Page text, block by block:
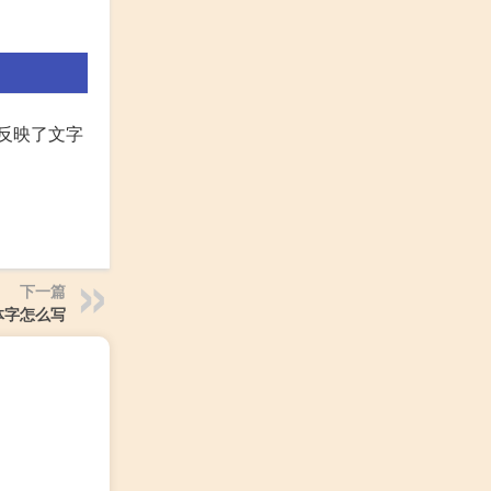
映了文字
下一篇
怎么写